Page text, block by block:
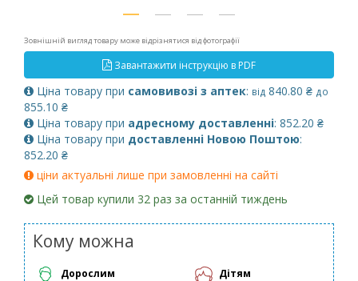
Зовнішній вигляд товару може відрізнятися від фотографії
Завантажити інструкцію в PDF
Ціна товару при самовивозі з аптек: від 840.80 ₴ до
855.10 ₴
Ціна товару при адресному доставленні: 852.20 ₴
Ціна товару при доставленні Новою Поштою:
852.20 ₴
ціни актуальні лише при замовленні на сайті
Цей товар купили 32 раз за останній тиждень
Кому можна
Дорослим Дітям